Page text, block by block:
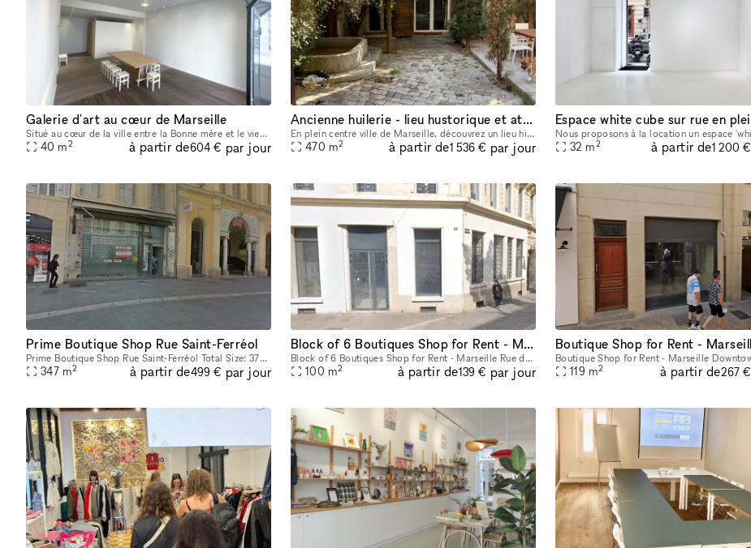
Galerie d'art au cœur de Marseille
Situé au cœur de la ville entre la Bonne mère et le vieux Port cet espace de 40m2 est attenant à une boutique de 50m2 dédiée au savoir-faire et à l'artisanat. Convivial et chaleureux, ce lieu met en
40 m2 à partir de604 € par jour
Ancienne huilerie - lieu hustorique et atypique
En plein centre ville de Marseille, découvrez un lieu historique et totalement atypique. Environ 470m2 de surface exploitable. Surface brut de béton. 100m2 d'anciennes cuves à huile. 250m2 de cours
470 m2 à partir de1 536 € par jour 32 m2 à partir de1 200 €
Prime Boutique Shop Rue Saint-Ferréol
Prime Boutique Shop Rue Saint-Ferréol Total Size: 374 sqm Groundfloor: 183 sqm Basement: 164 sqm First Floor: 27 sqm
347 m2 à partir de499 € par jour
Block of 6 Boutiques Shop for Rent - Marseille Rue de la République
Block of 6 Boutiques Shop for Rent - Marseille Rue de la République Boutique 1: 68 sqm Boutique 2: 78 sqm Boutique 3: 80 sqm Boutique 4: 90 sqm Boutique 5: 124 sqm Boutique 6: 135 sqm
100 m2 à partir de139 € par jour 119 m2 à partir de267 €